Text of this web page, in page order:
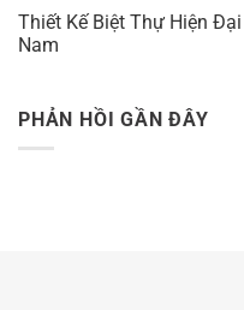
Thiết Kế Biệt Thự Hiện
Nam
PHẢN HỒI GẦN ĐÂY